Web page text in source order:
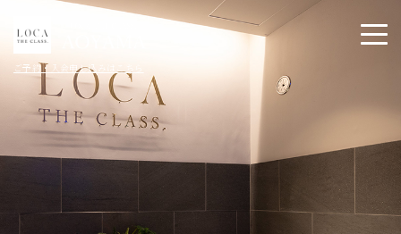
ご予約・入会申し込みはこちら